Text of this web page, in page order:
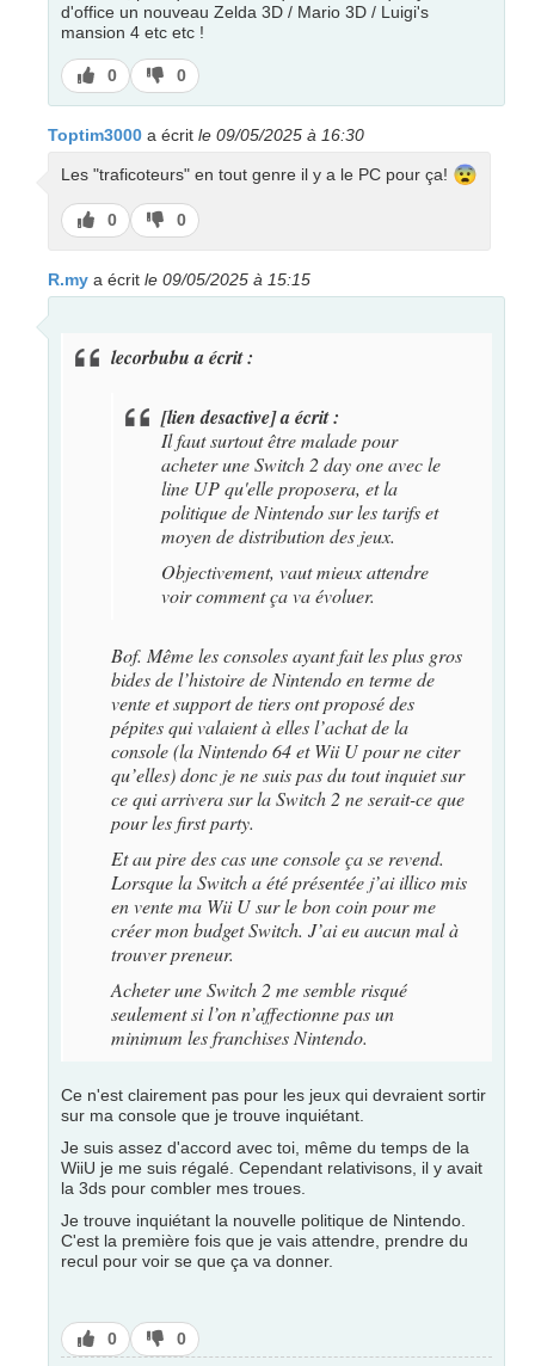
d'office un nouveau Zelda 3D / Mario 3D / Luigi's
mansion 4 etc etc !
J’aime
0
J’aime
pas
0
Toptim3000 a écrit le 09/05/2025 à 16:30
Les "traficoteurs" en tout genre il y a le PC pour ça! 😨
J’aime
0
J’aime
pas
0
R.my a écrit le 09/05/2025 à 15:15
lecorbubu a écrit :
[lien desactive] a écrit :
Il faut surtout être malade pour
acheter une Switch 2 day one avec le
line UP qu'elle proposera, et la
politique de Nintendo sur les tarifs et
moyen de distribution des jeux.
Objectivement, vaut mieux attendre
voir comment ça va évoluer.
Bof. Même les consoles ayant fait les plus gros
bides de l’histoire de Nintendo en terme de
vente et support de tiers ont proposé des
pépites qui valaient à elles l’achat de la
console (la Nintendo 64 et Wii U pour ne citer
qu’elles) donc je ne suis pas du tout inquiet sur
ce qui arrivera sur la Switch 2 ne serait-ce que
pour les first party.
Et au pire des cas une console ça se revend.
Lorsque la Switch a été présentée j’ai illico mis
en vente ma Wii U sur le bon coin pour me
créer mon budget Switch. J’ai eu aucun mal à
trouver preneur.
Acheter une Switch 2 me semble risqué
seulement si l’on n’affectionne pas un
minimum les franchises Nintendo.
Ce n'est clairement pas pour les jeux qui devraient sortir
sur ma console que je trouve inquiétant.
Je suis assez d'accord avec toi, même du temps de la
WiiU je me suis régalé. Cependant relativisons, il y avait
la 3ds pour combler mes troues.
Je trouve inquiétant la nouvelle politique de Nintendo.
C'est la première fois que je vais attendre, prendre du
recul pour voir se que ça va donner.
J’aime
0
J’aime
pas
0